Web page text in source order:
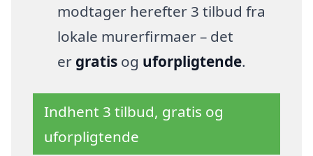
modtager herefter 3 tilbud fra
lokale murerfirmaer – det
er gratisog uforpligtende.
Indhent 3 tilbud, gratis og
uforpligtende